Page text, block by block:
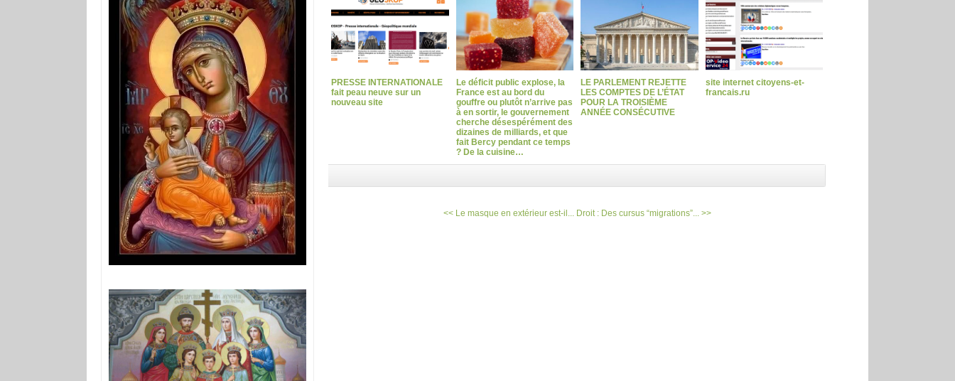
PRESSE INTERNATIONALE
fait peau neuve sur un
nouveau site
Le déficit public explose, la
France est au bord du
gouffre ou plutôt n’arrive pas
à en sortir, le gouvernement
cherche désespérément des
dizaines de milliards, et que
fait Bercy pendant ce temps
? De la cuisine…
LE PARLEMENT REJETTE
LES COMPTES DE L’ÉTAT
POUR LA TROISIÈME
ANNÉE CONSÉCUTIVE
site internet citoyens-et-
francais.ru
<< Le masque en extérieur est-il... Droit : Des cursus “migrations”... >>